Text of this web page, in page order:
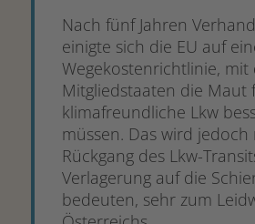
Nach fünf Jahren
einigte sich die EU auf
Wegekostenrichtlinie, mit
Mitgliedstaaten die Maut
klimafreundliche Lkw
müssen. Das wird
Rückgang des Lkw-
Verlagerung auf die
bedeuten, sehr zum